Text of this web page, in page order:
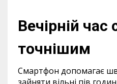
Вечірній час
точнішим
Смартфон допомагає